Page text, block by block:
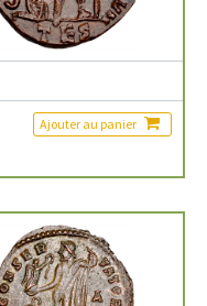
Ajouter au panier